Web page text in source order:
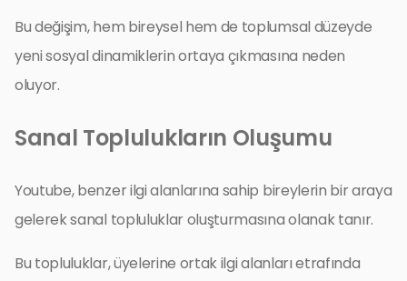
Bu değişim, hem bireysel hem de toplumsal düzeyde
yeni sosyal dinamiklerin ortaya çıkmasına neden
oluyor.
Sanal Toplulukların Oluşumu
Youtube, benzer ilgi alanlarına sahip bireylerin bir araya
gelerek sanal topluluklar oluşturmasına olanak tanır.
Bu topluluklar, üyelerine ortak ilgi alanları etrafında